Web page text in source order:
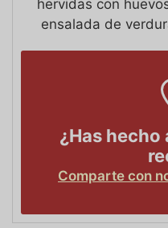
hervidas con
ensalada de
¿Has hecho
Comparte con